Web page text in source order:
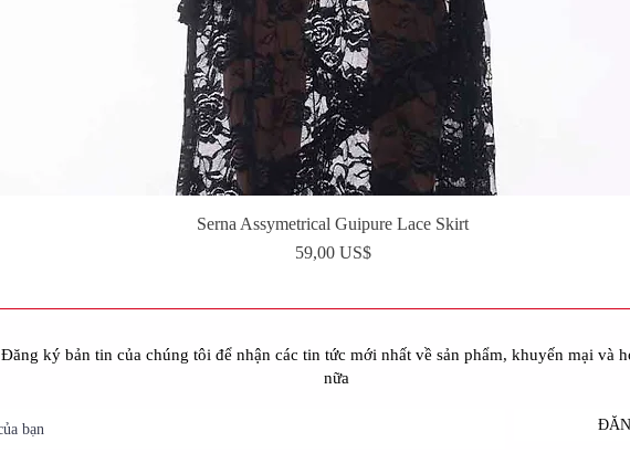
Xem nhanh
Serna Assymetrical Guipure Lace Skirt
Giá
59,00 US$
Đăng ký bản tin của chúng tôi để nhận các tin tức mới nhất về sản phẩm, khuyến mại và
nữa